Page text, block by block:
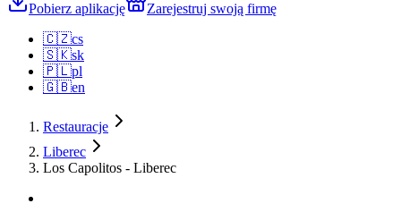
Pobierz aplikację
Zarejestruj swoją firmę
🇨🇿cs
🇸🇰sk
🇵🇱pl
🇬🇧en
Restauracje
Liberec
Los Capolitos - Liberec